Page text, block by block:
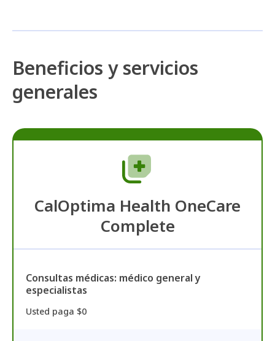
Beneficios y servicios
generales
CalOptima Health OneCare
Complete
Consultas médicas: médico general y
especialistas
Usted paga $0